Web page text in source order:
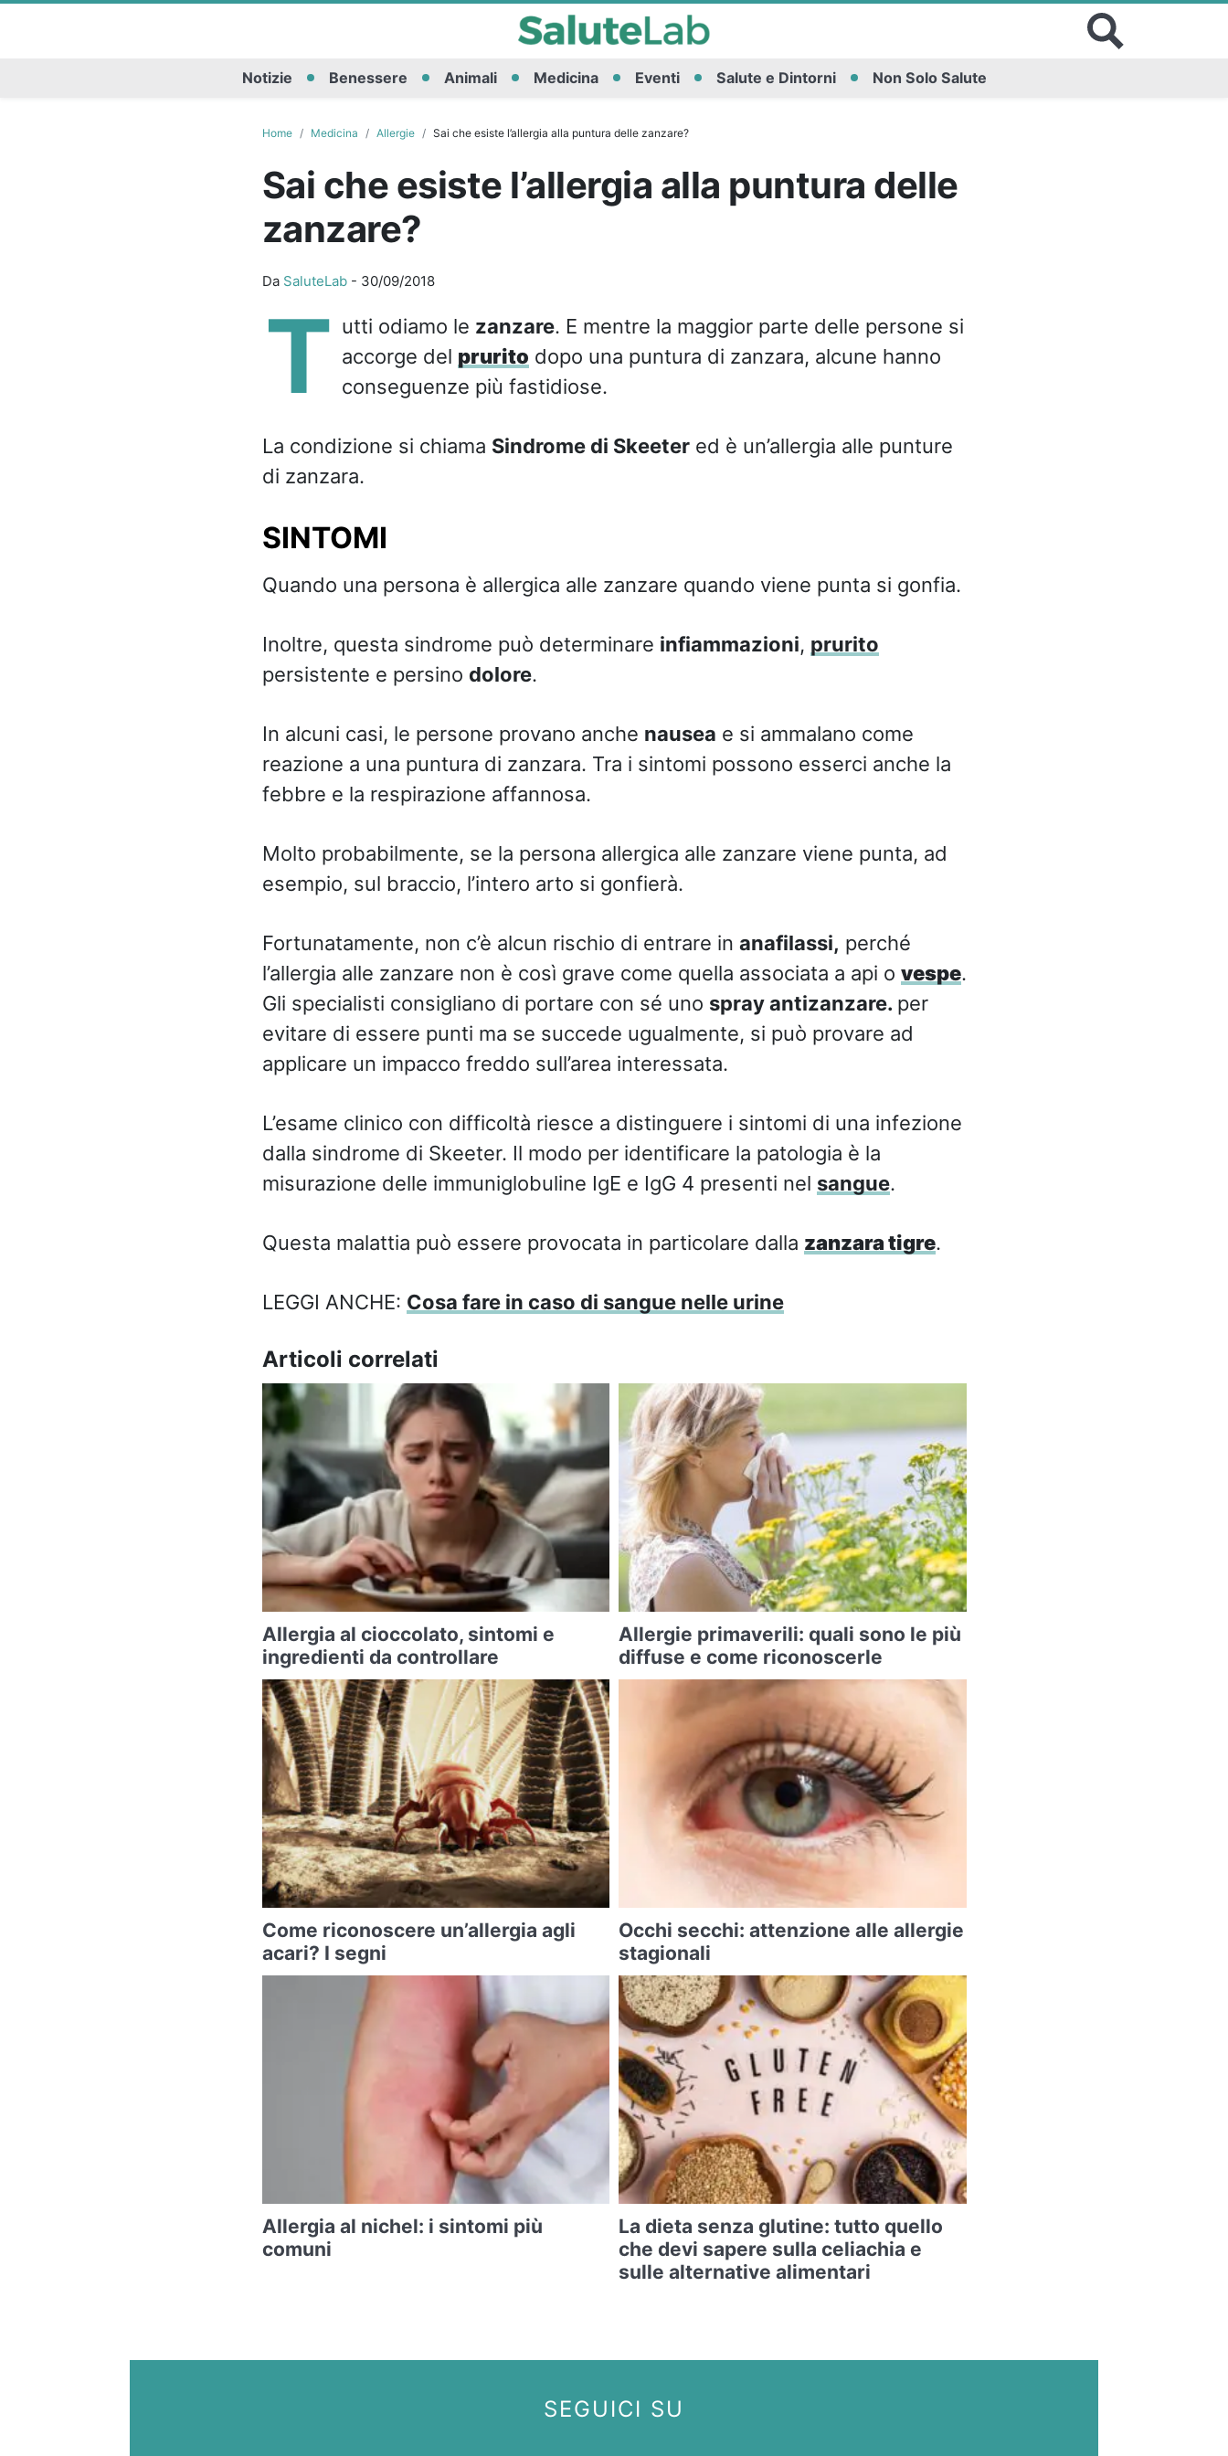
Notizie Benessere Animali Medicina Eventi Salute e Dintorni Non Solo Salute
Home Medicina Allergie Sai che esiste l’allergia alla puntura delle zanzare?
Sai che esiste l’allergia alla puntura delle
zanzare?
Da SaluteLab- 30/09/2018
T utti odiamo le zanzare. E mentre la maggior parte delle persone si
accorge del prurito dopo una puntura di zanzara, alcune hanno
conseguenze più fastidiose.
La condizione si chiama Sindrome di Skeetered è un’allergia alle punture
di zanzara.
SINTOMI
Quando una persona è allergica alle zanzare quando viene punta si gonfia.
Inoltre, questa sindrome può determinare infiammazioni, prurito
persistente e persino dolore.
In alcuni casi, le persone provano anche nausea e si ammalano come
reazione a una puntura di zanzara. Tra i sintomi possono esserci anche la
febbre e la respirazione affannosa.
Molto probabilmente, se la persona allergica alle zanzare viene punta, ad
esempio, sul braccio, l’intero arto si gonfierà.
Fortunatamente, non c’è alcun rischio di entrare in anafilassi, perché
l’allergia alle zanzare non è così grave come quella associata a api o vespe.
Gli specialisti consigliano di portare con sé uno spray antizanzare. per
evitare di essere punti ma se succede ugualmente, si può provare ad
applicare un impacco freddo sull’area interessata.
L’esame clinico con difficoltà riesce a distinguere i sintomi di una infezione
dalla sindrome di Skeeter. Il modo per identificare la patologia è la
misurazione delle immuniglobuline IgE e IgG 4 presenti nel sangue.
Questa malattia può essere provocata in particolare dalla zanzara tigre.
LEGGI ANCHE: Cosa fare in caso di sangue nelle urine
Articoli correlati
Allergia al cioccolato, sintomi e
ingredienti da controllare
Allergie primaverili: quali sono le più
diffuse e come riconoscerle
Come riconoscere un’allergia agli
acari? I segni
Occhi secchi: attenzione alle allergie
stagionali
Allergia al nichel: i sintomi più
comuni
La dieta senza glutine: tutto quello
che devi sapere sulla celiachia e
sulle alternative alimentari
SEGUICI SU